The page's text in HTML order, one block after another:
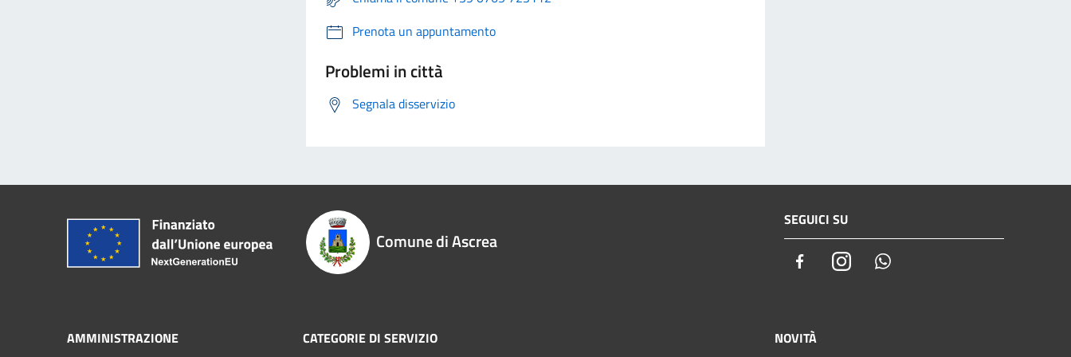
Prenota un appuntamento
Problemi in città
Segnala disservizio
Comune di Ascrea
SEGUICI SU
FacebookInstagram
AMMINISTRAZIONE CATEGORIE DI SERVIZIO NOVITÀ